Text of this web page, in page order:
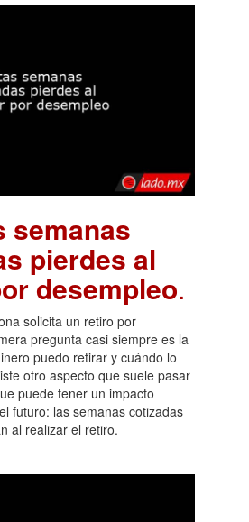
semanas
pierdes al
desempleo.
solicita un retiro por
pregunta casi siempre es la
puedo retirar y cuándo lo
otro aspecto que suele pasar
puede tener un impacto
futuro: las semanas cotizadas
al realizar el retiro.